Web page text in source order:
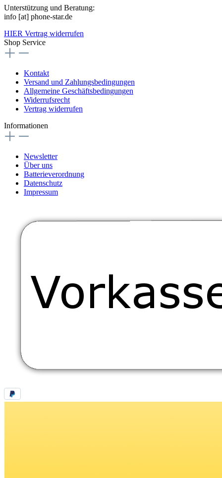
Unterstützung und Beratung:
info [at] phone-star.de
HIER Vertrag widerrufen
Shop Service
Kontakt
Versand und Zahlungsbedingungen
Allgemeine Geschäftsbedingungen
Widerrufsrecht
Vertrag widerrufen
Informationen
Newsletter
Über uns
Batterieverordnung
Datenschutz
Impressum